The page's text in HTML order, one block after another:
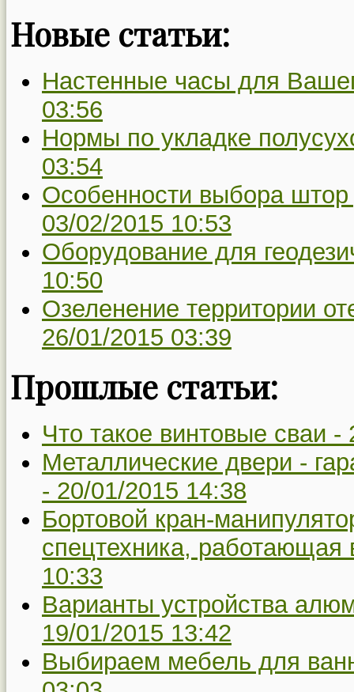
Новые статьи:
Настенные часы для
03:56
Нормы по укладке
03:54
Особенности выбора штор
03/02/2015 10:53
Оборудование для
10:50
Озеленение территории
26/01/2015 03:39
Прошлые статьи:
Что такое винтовые сваи -
Металлические двери -
- 20/01/2015 14:38
Бортовой кран-
спецтехника,
10:33
Варианты устройства
19/01/2015 13:42
Выбираем мебель для